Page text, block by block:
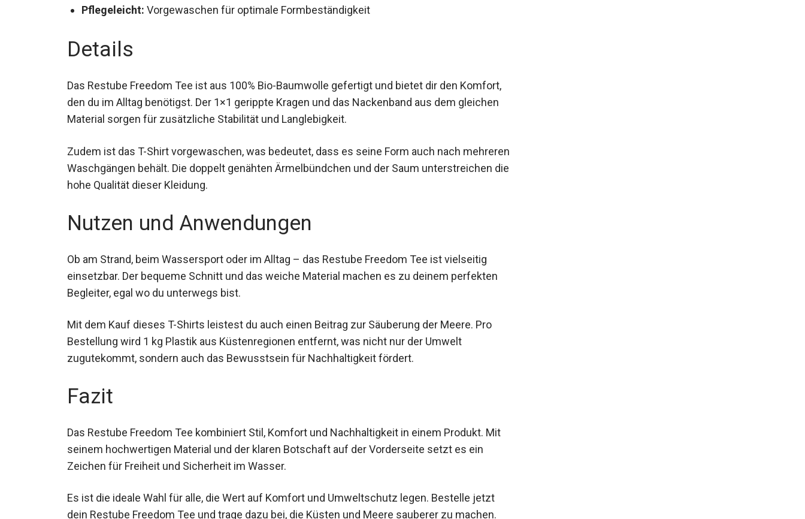
Pflegeleicht: Vorgewaschen für optimale Formbeständigkeit
Details
Das Restube Freedom Tee ist aus 100% Bio-Baumwolle gefertigt und bietet dir den Komfort,
den du im Alltag benötigst. Der 1×1 gerippte Kragen und das Nackenband aus dem gleichen
Material sorgen für zusätzliche Stabilität und Langlebigkeit.
Zudem ist das T-Shirt vorgewaschen, was bedeutet, dass es seine Form auch nach
mehreren Waschgängen behält. Die doppelt genähten Ärmelbündchen und der Saum
unterstreichen die hohe Qualität dieser Kleidung.
Nutzen und Anwendungen
Ob am Strand, beim Wassersport oder im Alltag – das Restube Freedom Tee ist vielseitig
einsetzbar. Der bequeme Schnitt und das weiche Material machen es zu deinem perfekten
Begleiter, egal wo du unterwegs bist.
Mit dem Kauf dieses T-Shirts leistest du auch einen Beitrag zur Säuberung der Meere. Pro
Bestellung wird 1 kg Plastik aus Küstenregionen entfernt, was nicht nur der Umwelt
zugutekommt, sondern auch das Bewusstsein für Nachhaltigkeit fördert.
Fazit
Das Restube Freedom Tee kombiniert Stil, Komfort und Nachhaltigkeit in einem Produkt. Mit
seinem hochwertigen Material und der klaren Botschaft auf der Vorderseite setzt es ein
Zeichen für Freiheit und Sicherheit im Wasser.
Es ist die ideale Wahl für alle, die Wert auf Komfort und Umweltschutz legen. Bestelle jetzt
dein Restube Freedom Tee und trage dazu bei, die Küsten und Meere sauberer zu machen.